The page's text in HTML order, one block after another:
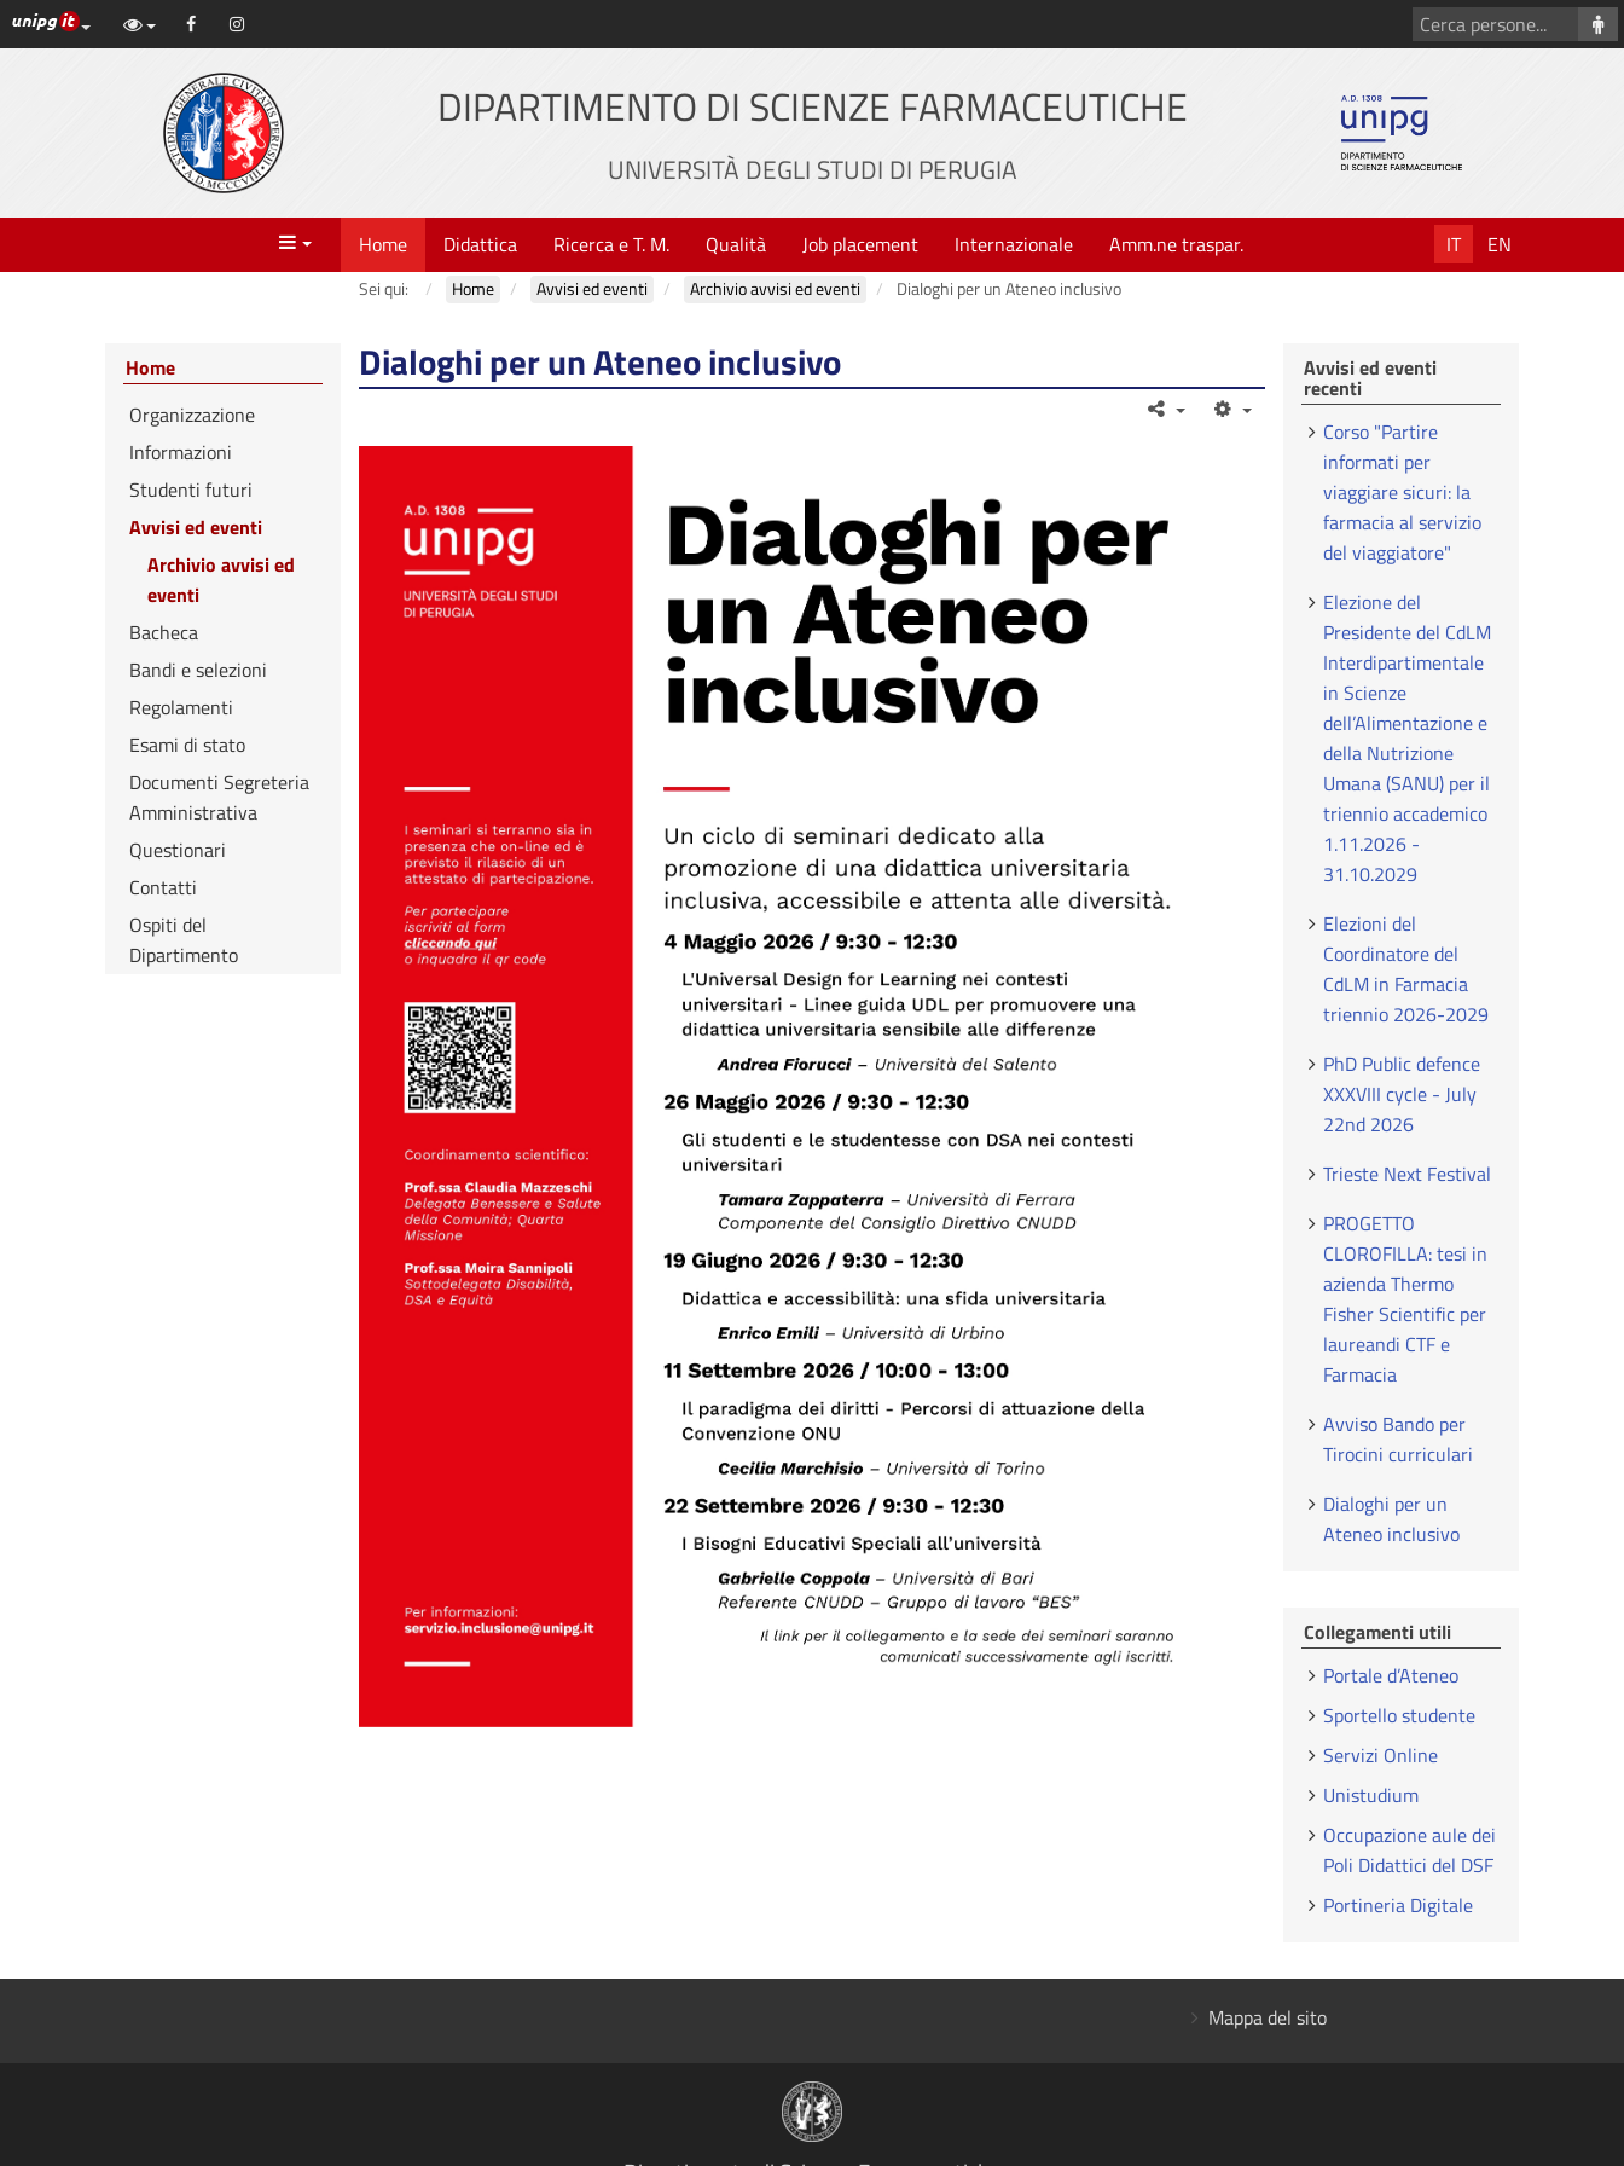
Vai
al
Link ai principali servizi web di Ateneo
Facebook
Cerca
persone
DIPARTIMENTO DI SCIENZE FARMACEUTICHE
UNIVERSITÀ DEGLI STUDI DI PERUGIA
Menu Home Didattica Ricerca e T. M. Qualità Job placement Internazionale Amm.ne traspar. IT EN
Sei qui: Home Avvisi ed eventi Archivio avvisi ed eventi Dialoghi per un Ateneo inclusivo
Dialoghi per un Ateneo inclusivo
Home
Organizzazione
Informazioni
Studenti futuri
Avvisi ed eventi
Archivio avvisi ed
eventi
Bacheca
Bandi e selezioni
Regolamenti
Esami di stato
Documenti Segreteria
Amministrativa
Questionari
Contatti
Ospiti del
Dipartimento
Avvisi ed eventi
recenti
Corso "Partire
informati per
viaggiare sicuri: la
farmacia al servizio
del viaggiatore"
Elezione del
Presidente del CdLM
Interdipartimentale
in Scienze
dell’Alimentazione e
della Nutrizione
Umana (SANU) per il
triennio accademico
1.11.2026 -
31.10.2029
Elezioni del
Coordinatore del
CdLM in Farmacia
triennio 2026-2029
PhD Public defence
XXXVIII cycle - July
22nd 2026
Trieste Next Festival
PROGETTO
CLOROFILLA: tesi in
azienda Thermo
Fisher Scientific per
laureandi CTF e
Farmacia
Avviso Bando per
Tirocini curriculari
Dialoghi per un
Ateneo inclusivo
Collegamenti utili
Portale d’Ateneo
Sportello studente
Servizi Online
Unistudium
Occupazione aule dei
Poli Didattici del DSF
Portineria Digitale
Mappa del sito